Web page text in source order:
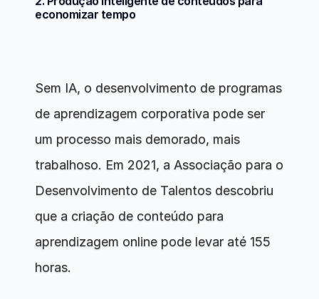
economizar tempo
Sem IA, o desenvolvimento de programas
de aprendizagem corporativa pode ser
um processo mais demorado, mais
trabalhoso. Em 2021, a Associação para o
Desenvolvimento de Talentos descobriu
que a criação de conteúdo para
aprendizagem online pode levar até 155
horas.